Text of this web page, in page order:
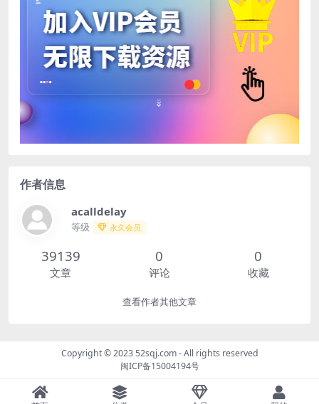
作者信息
acalldelay
等级 永久会员
39139
文章
0
评论
0
收藏
查看作者其他文章
Copyright © 2023 52sqj.com- All rights reserved
闽ICP备15004194号